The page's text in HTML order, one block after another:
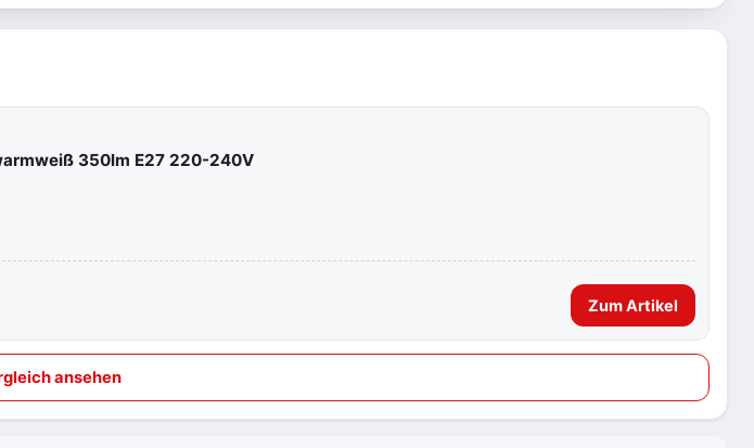
350lm E27 220-240V
Zum Artikel
ansehen